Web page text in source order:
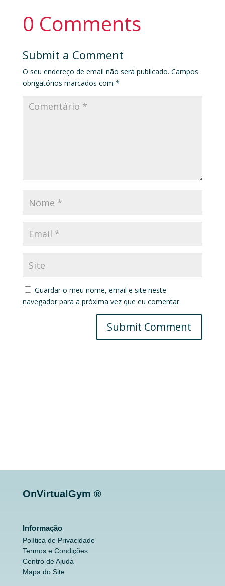
0 Comments
Submit a Comment
O seu endereço de email não será publicado. Campos
obrigatórios marcados com *
Guardar o meu nome, email e site neste
navegador para a próxima vez que eu comentar.
Submit Comment
OnVirtualGym ®
Informação
Política de Privacidade
Termos e Condições
Centro de Ajuda
Mapa do Site